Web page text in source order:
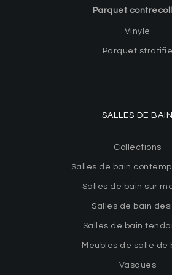
Parquet
Vinyle
Parquet stratifié
SALLES DE BAIN
Collections
Salles de bain
Salles de bain sur
Salles de bain
Salles de bain
Meubles de salle de
Vasques